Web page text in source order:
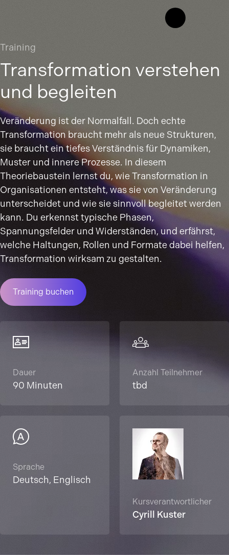
Training
Transformation verstehen
und begleiten
Veränderung ist der Normalfall. Doch echte
Transformation braucht mehr als neue Strukturen,
sie braucht ein tiefes Verständnis für Dynamiken,
Muster und innere Prozesse. In diesem
Theoriebaustein lernst du, wie Transformation in
Organisationen entsteht, was sie von Veränderung
unterscheidet und wie sie sinnvoll begleitet werden
kann. Du erkennst typische Phasen,
Spannungsfelder und Widerständen, und erfährst,
welche Haltungen, Rollen und Formate dabei helfen,
Transformation wirksam zu gestalten.
Training buchen
Dauer
90 Minuten
Anzahl Teilnehmer
tbd
Sprache
Deutsch, Englisch
Kursverantwortlicher
Cyrill Kuster